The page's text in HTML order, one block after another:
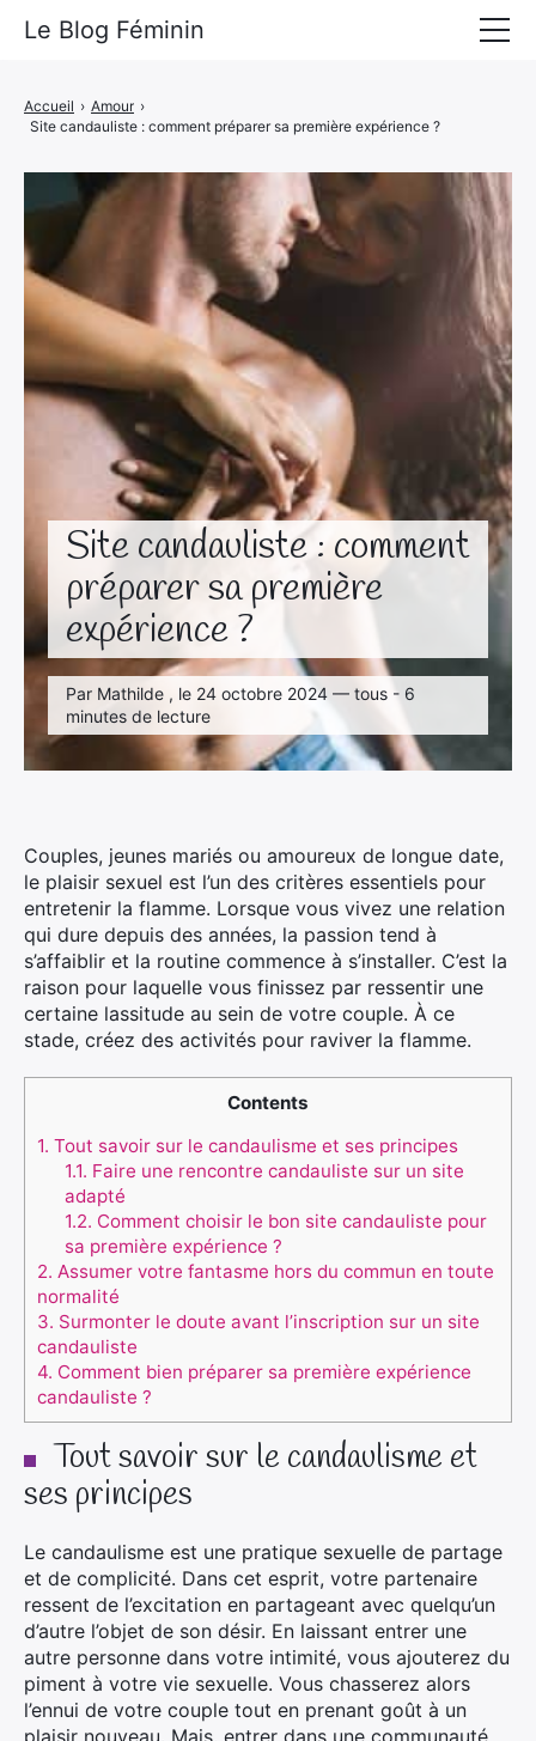
Site candauliste : comment
préparer sa première
expérience ?
Par Mathilde , le 24 octobre 2024 — tous - 6
minutes de lecture
Accueil › Amour ›
Site candauliste : comment préparer sa première expérience ?
Couples, jeunes mariés ou amoureux de longue date,
le plaisir sexuel est l’un des critères essentiels pour
entretenir la flamme. Lorsque vous vivez une relation
qui dure depuis des années, la passion tend à
s’affaiblir et la routine commence à s’installer. C’est la
raison pour laquelle vous finissez par ressentir une
certaine lassitude au sein de votre couple. À ce
stade, créez des activités pour raviver la flamme.
Contents
1. Tout savoir sur le candaulisme et ses principes
1.1. Faire une rencontre candauliste sur un site
adapté
1.2. Comment choisir le bon site candauliste pour
sa première expérience ?
2. Assumer votre fantasme hors du commun en toute
normalité
3. Surmonter le doute avant l’inscription sur un site
candauliste
4. Comment bien préparer sa première expérience
candauliste ?
Tout savoir sur le candaulisme et
ses principes
Le candaulisme est une pratique sexuelle de partage
et de complicité. Dans cet esprit, votre partenaire
ressent de l’excitation en partageant avec quelqu’un
d’autre l’objet de son désir. En laissant entrer une
autre personne dans votre intimité, vous ajouterez du
piment à votre vie sexuelle. Vous chasserez alors
l’ennui de votre couple tout en prenant goût à un
Le Blog Féminin
Alimentation
Beauté
Bien-être
Voyages
Déco & Maison